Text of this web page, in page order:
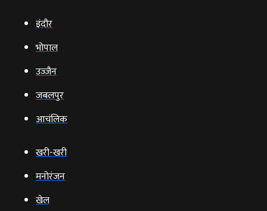
इंदौर
भोपाल
उज्‍जैन
जबलपुर
आचंलिक
खरी-खरी
मनोरंजन
खेल